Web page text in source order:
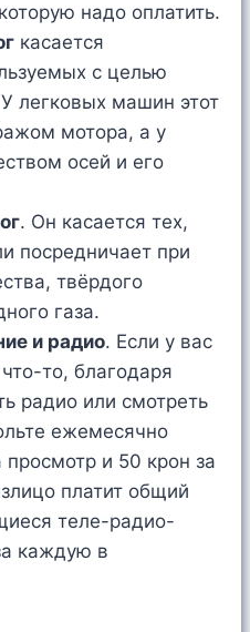
надо оплатить.
касается
с целью
легковых машин этот
мотора, а у
осей и его
. Он касается тех,
посредничает при
твёрдого
газа.
и радио. Если у вас
то, благодаря
радио или смотреть
ежемесячно
просмотр и 50 крон за
платит общий
теле-радио-
каждую в